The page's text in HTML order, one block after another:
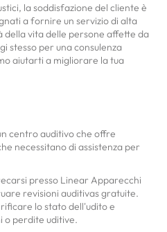
la soddisfazione del cliente è
a fornire un servizio di alta
della vita delle persone affette da
stesso per una consulenza
aiutarti a migliorare la tua
centro auditivo che offre
necessitano di assistenza per
presso Linear Apparecchi
revisioni auditivas gratuite.
lo stato dell'udito e
o perdite uditive.